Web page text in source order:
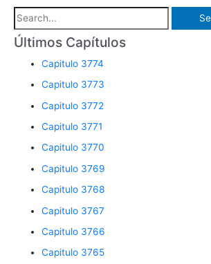
S
e
Últimos Capítulos
Capitulo 3774
Capitulo 3773
Capitulo 3772
Capitulo 3771
Capitulo 3770
Capitulo 3769
Capitulo 3768
Capitulo 3767
Capitulo 3766
Capitulo 3765